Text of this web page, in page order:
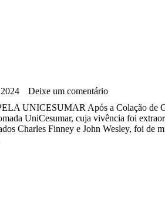
Deixe um comentário
UNICESUMAR Após a Colação de
UniCesumar, cuja vivência foi
Charles Finney e John Wesley, foi de